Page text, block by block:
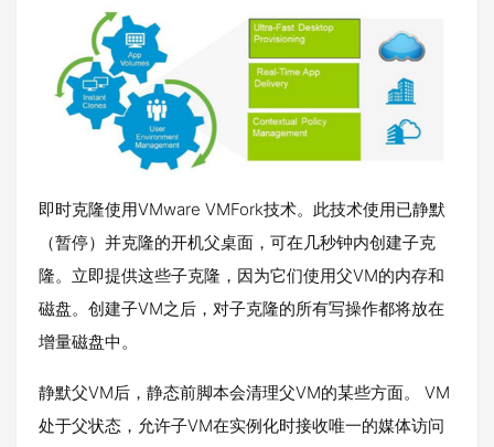
即时克隆使用VMware VMFork技术。此技术使用已静默
（暂停）并克隆的开机父桌面，可在几秒钟内创建子克
隆。立即提供这些子克隆，因为它们使用父VM的内存和
磁盘。创建子VM之后，对子克隆的所有写操作都将放在
增量磁盘中。
静默父VM后，静态前脚本会清理父VM的某些方面。 VM
处于父状态，允许子VM在实例化时接收唯一的媒体访问